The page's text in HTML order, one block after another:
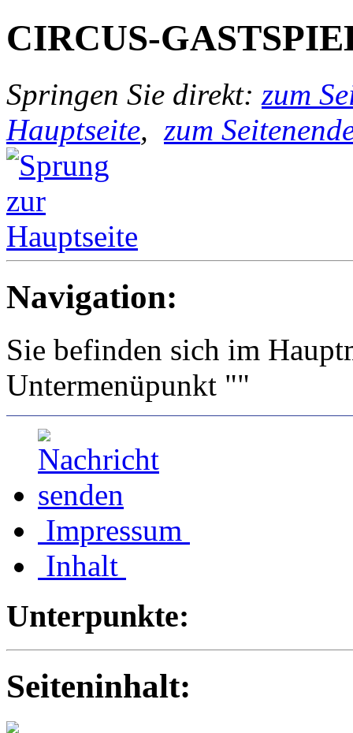
CIRCUS-
Springen Sie direkt: zum
Hauptseite, zum
Navigation:
Sie befinden sich im
Untermenüpunkt ""
Impressum
Inhalt
Unterpunkte:
Seiteninhalt: